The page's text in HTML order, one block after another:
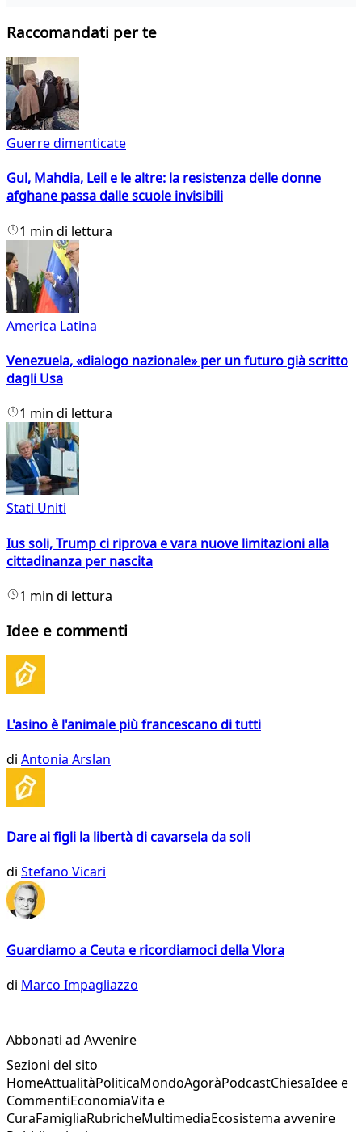
Raccomandati per te
Guerre dimenticate
Gul, Mahdia, Leil e le altre: la resistenza delle donne
afghane passa dalle scuole invisibili
1 min di lettura
America Latina
Venezuela, «dialogo nazionale» per un futuro già scritto
dagli Usa
1 min di lettura
Stati Uniti
Ius soli, Trump ci riprova e vara nuove limitazioni alla
cittadinanza per nascita
1 min di lettura
Idee e commenti
L'asino è l'animale più francescano di tutti
di Antonia Arslan
Dare ai figli la libertà di cavarsela da soli
di Stefano Vicari
Guardiamo a Ceuta e ricordiamoci della Vlora
di Marco Impagliazzo
Abbonati ad Avvenire
Sezioni del sito
HomeAttualitàPoliticaMondoAgoràPodcastChiesaIdee e
CommentiEconomiaVita e
CuraFamigliaRubricheMultimediaEcosistema avvenire